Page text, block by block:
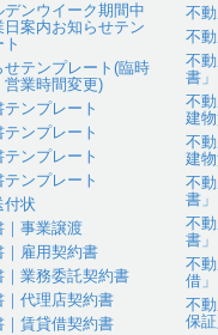
デンウイーク期間中
日案内お知らせテン
せテンプレート(臨時
営業時間変更)
テンプレート
テンプレート
テンプレート
テンプレート
付状
｜事業譲渡
｜雇用契約書
｜業務委託契約書
｜代理店契約書
｜賃貸借契約書
不
不
不
書」
不
建
不
建
不
書」
不
書」
不
借」
不
保